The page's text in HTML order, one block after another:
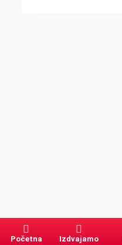
Početna Izdvajamo